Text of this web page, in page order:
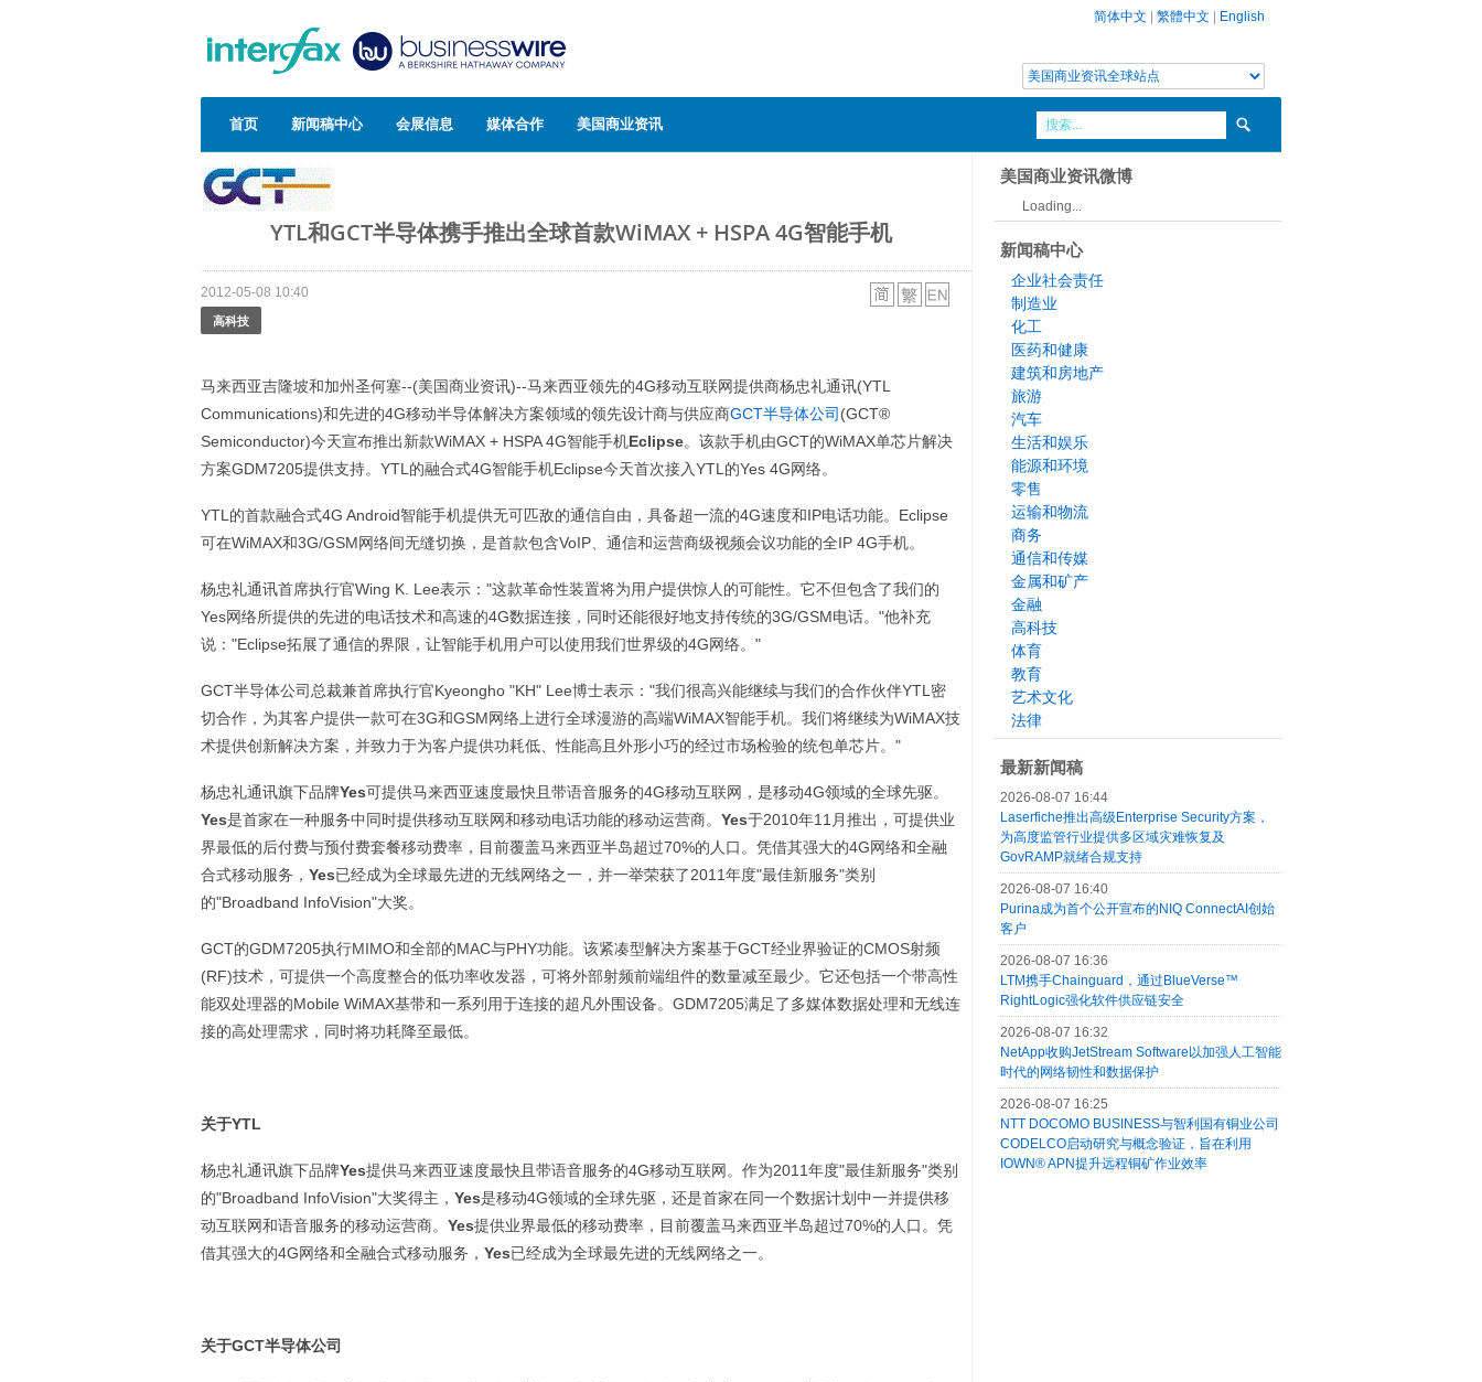
简体中文 繁體中文 English
首页 新闻稿中心 会展信息 媒体合作 美国商业资讯
YTL和GCT半导体携手推出全球首款WiMAX + HSPA 4G智能手机
2012-05-08 10:40
高科技
马来西亚吉隆坡和加州圣何塞--(美国商业资讯)--马来西亚领先的4G移动互联网提供商杨忠礼通讯(YTL
Communications)和先进的4G移动半导体解决方案领域的领先设计商与供应商GCT半导体公司 (GCT®
Semiconductor)今天宣布推出新款WiMAX + HSPA 4G智能手机Eclipse。该款手机由GCT的WiMAX单芯片解决
方案GDM7205提供支持。YTL的融合式4G智能手机Eclipse今天首次接入YTL的Yes 4G网络。
YTL的首款融合式4G Android智能手机提供无可匹敌的通信自由，具备超一流的4G速度和IP电话功能。Eclipse
可在WiMAX和3G/GSM网络间无缝切换，是首款包含VoIP、通信和运营商级视频会议功能的全IP 4G手机。
杨忠礼通讯首席执行官Wing K. Lee表示："这款革命性装置将为用户提供惊人的可能性。它不但包含了我们的
Yes网络所提供的先进的电话技术和高速的4G数据连接，同时还能很好地支持传统的3G/GSM电话。"他补充
说："Eclipse拓展了通信的界限，让智能手机用户可以使用我们世界级的4G网络。"
GCT半导体公司总裁兼首席执行官Kyeongho "KH" Lee博士表示："我们很高兴能继续与我们的合作伙伴YTL密
切合作，为其客户提供一款可在3G和GSM网络上进行全球漫游的高端WiMAX智能手机。我们将继续为WiMAX技
术提供创新解决方案，并致力于为客户提供功耗低、性能高且外形小巧的经过市场检验的统包单芯片。"
杨忠礼通讯旗下品牌Yes可提供马来西亚速度最快且带语音服务的4G移动互联网，是移动4G领域的全球先驱。
Yes是首家在一种服务中同时提供移动互联网和移动电话功能的移动运营商。 Yes于2010年11月推出，可提供业
界最低的后付费与预付费套餐移动费率，目前覆盖马来西亚半岛超过70%的人口。凭借其强大的4G网络和全融
合式移动服务， Yes已经成为全球最先进的无线网络之一，并一举荣获了2011年度"最佳新服务"类别
的"Broadband InfoVision"大奖。
GCT的GDM7205执行MIMO和全部的MAC与PHY功能。该紧凑型解决方案基于GCT经业界验证的CMOS射频
(RF)技术，可提供一个高度整合的低功率收发器，可将外部射频前端组件的数量减至最少。它还包括一个带高性
能双处理器的Mobile WiMAX基带和一系列用于连接的超凡外围设备。GDM7205满足了多媒体数据处理和无线连
接的高处理需求，同时将功耗降至最低。
关于YTL
杨忠礼通讯旗下品牌Yes提供马来西亚速度最快且带语音服务的4G移动互联网。作为2011年度"最佳新服务"类别
的"Broadband InfoVision"大奖得主， Yes是移动4G领域的全球先驱，还是首家在同一个数据计划中一并提供移
动互联网和语音服务的移动运营商。 Yes提供业界最低的移动费率，目前覆盖马来西亚半岛超过70%的人口。凭
借其强大的4G网络和全融合式移动服务， Yes已经成为全球最先进的无线网络之一。
关于GCT半导体公司
美国商业资讯微博
Loading...
新闻稿中心
企业社会责任
制造业
化工
医药和健康
建筑和房地产
旅游
汽车
生活和娱乐
能源和环境
零售
运输和物流
商务
通信和传媒
金属和矿产
金融
高科技
体育
教育
艺术文化
法律
最新新闻稿
2026-08-07 16:44
Laserfiche推出高级Enterprise Security方案，
为高度监管行业提供多区域灾难恢复及
GovRAMP就绪合规支持
2026-08-07 16:40
Purina成为首个公开宣布的NIQ ConnectAI创始
客户
2026-08-07 16:36
LTM携手Chainguard，通过BlueVerse™
RightLogic强化软件供应链安全
2026-08-07 16:32
NetApp收购JetStream Software以加强人工智能
时代的网络韧性和数据保护
2026-08-07 16:25
NTT DOCOMO BUSINESS与智利国有铜业公司
CODELCO启动研究与概念验证，旨在利用
IOWN® APN提升远程铜矿作业效率